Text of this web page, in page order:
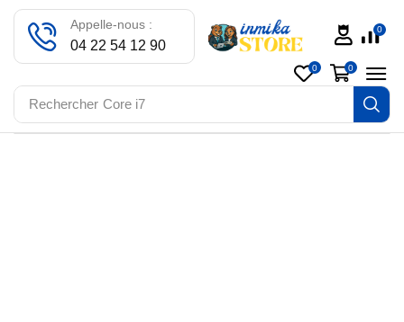
Rechercher Core i7
Appelle-nous :
04 22 54 12 90
0
0 0